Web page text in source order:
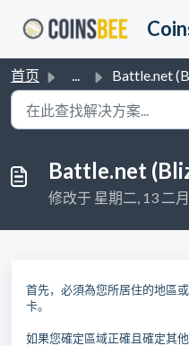
首页 ... Battle.net
Battle.net
修改于 星期二, 13 二
首先，必須為您所居住的地區
卡。
如果您確定區域正確且確定其